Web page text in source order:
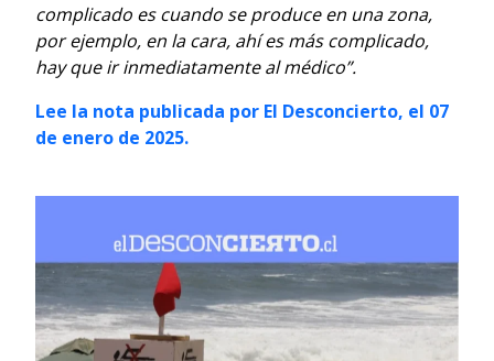
complicado es cuando se produce en una zona,
por ejemplo, en la cara, ahí es más complicado,
hay que ir inmediatamente al médico”.
Lee la nota publicada por El Desconcierto, el 07
de enero de 2025.